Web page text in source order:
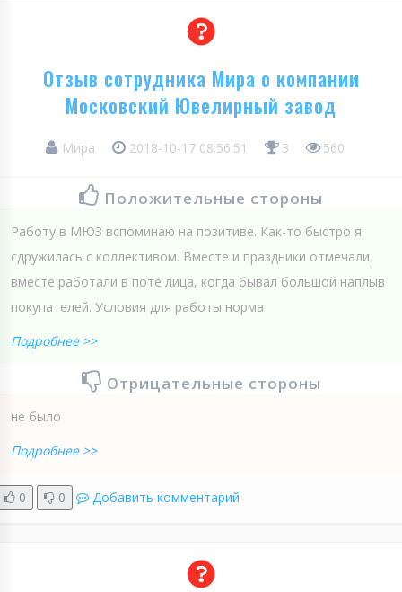
Отзыв сотрудника Мира о компании
Московский Ювелирный завод
Мира 2018-10-17 08:56:51 3 560
Положительные стороны
Работу в МЮЗ вспоминаю на позитиве. Как-то быстро я
сдружилась с коллективом. Вместе и праздники отмечали,
вместе работали в поте лица, когда бывал большой наплыв
покупателей. Условия для работы норма
Подробнее >>
Отрицательные стороны
не было
Подробнее >>
0 0 Добавить комментарий